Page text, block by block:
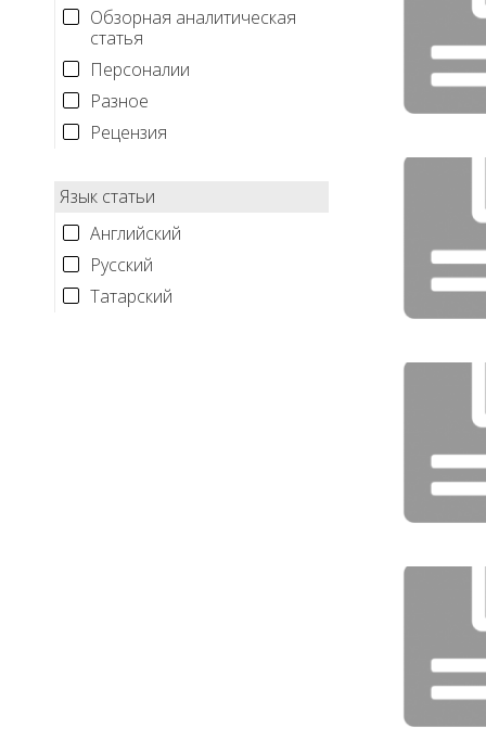
Обзорная аналитическая
статья
Персоналии
Разное
Рецензия
Язык статьи
Английский
Русский
Татарский